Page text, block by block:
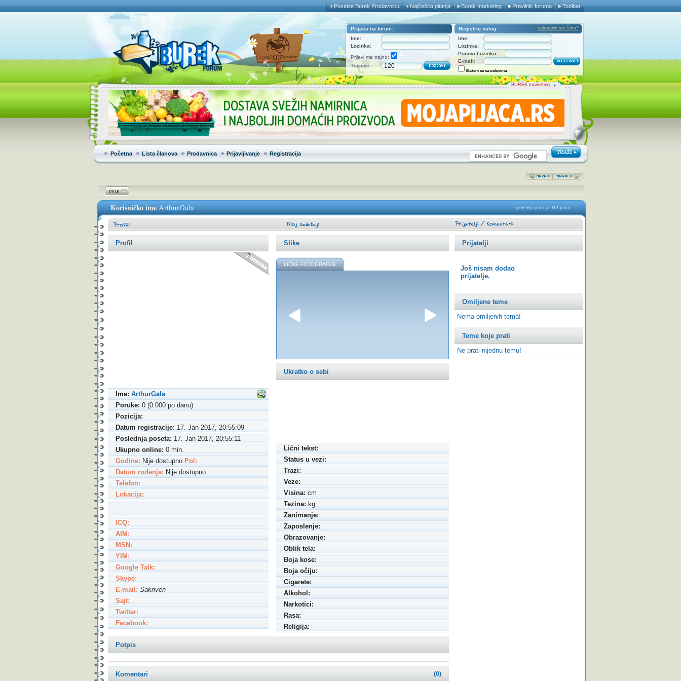
Toolbar
Pravilnik foruma
Burek marketing
Najčešća pitanja
Posetite Burek Prodavnicu
Prijava na forum:
Ime:
Lozinka:
Prijavi me trajno:
Trajanje:
Registruj nalog: zaboravili ste šifru?
Ime:
Lozinka:
Ponovi Lozinku:
E-mail:
Slažem se sa uslovima
BUREK marketing
Početna Lista članova Prodavnica Prijavljivanje Registracija
Korisničko ime ArthurGala (pregledi profila: 313 puta)
Profil
Ime: ArthurGala
Poruke: 0 (0.000 po danu)
Pozicija:
Datum registracije: 17. Jan 2017, 20:55:09
Poslednja poseta: 17. Jan 2017, 20:55:11
Ukupno online: 0 min.
Godine: Nije dostupno Pol:
Datum rođenja: Nije dostupno
Telefon:
Lokacija:
ICQ:
AIM:
MSN:
YIM:
Google Talk:
Skype:
E-mail: Sakriven
Sajt:
Twitter:
Facebook:
Slike
LIČNE FOTOGRAFIJE
Ukratko o sebi
Lični tekst:
Status u vezi:
Trazi:
Veze:
Visina: cm
Tezina: kg
Zanimanje:
Zaposlenje:
Obrazovanje:
Oblik tela:
Boja kose:
Boja očiju:
Cigarete:
Alkohol:
Narkotici:
Rasa:
Religija:
Potpis
Komentari (0)
Prijatelji
Još nisam dodao
prijatelje.
Omiljene teme
Nema omiljenih tema!
Teme koje prati
Ne prati nijednu temu!